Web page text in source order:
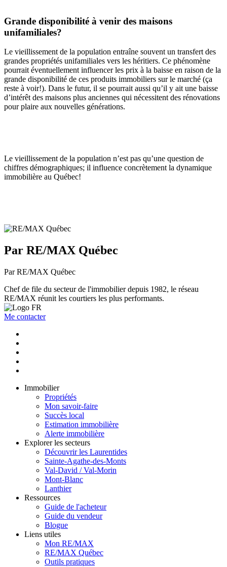
Grande disponibilité à venir des maisons
unifamiliales?
Le vieillissement de la population entraîne souvent un transfert des
grandes propriétés unifamiliales vers les héritiers. Ce phénomène
pourrait éventuellement influencer les prix à la baisse en raison de la
grande disponibilité de ces produits immobiliers sur le marché (ça
reste à voir!). Dans le futur, il se pourrait aussi qu’il y ait une baisse
d’intérêt des maisons plus anciennes qui nécessitent des rénovations
pour plaire aux nouvelles générations.
Le vieillissement de la population n’est pas qu’une question de
chiffres démographiques; il influence concrètement la dynamique
immobilière au Québec!
Par RE/MAX Québec
Par RE/MAX Québec
Chef de file du secteur de l'immobilier depuis 1982, le réseau
RE/MAX réunit les courtiers les plus performants.
Me contacter
Immobilier
Propriétés
Mon savoir-faire
Succès local
Estimation immobilière
Alerte immobilière
Explorer les secteurs
Découvrir les Laurentides
Sainte-Agathe-des-Monts
Val-David / Val-Morin
Mont-Blanc
Lanthier
Ressources
Guide de l'acheteur
Guide du vendeur
Blogue
Liens utiles
Mon RE/MAX
RE/MAX Québec
Outils pratiques